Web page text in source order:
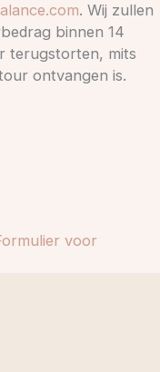
. Wij zullen
binnen 14
terugstorten, mits
ontvangen is.
voor